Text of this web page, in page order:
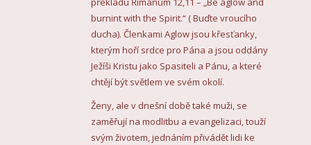
burnint with the Spirit.“ ( Buďte vroucího
ducha). Členkami Aglow jsou křesťanky,
kterým hoří srdce pro Pána a jsou oddány
Ježíši Kristu jako Spasiteli a Pánu, a které
chtějí být světlem ve svém okolí.
Ženy, ale v dnešní době také muži, se
zaměřují na modlitbu a evangelizaci, touží
svým životem, jednáním přivádět lidi ke